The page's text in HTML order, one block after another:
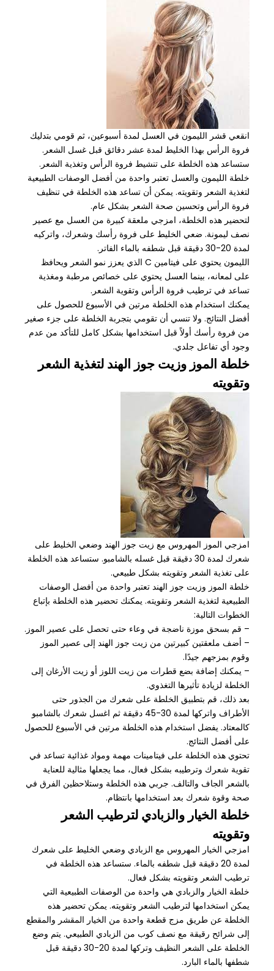
انقعي قشر الليمون في العسل لمدة أسبوعين، ثم قومي بتدليك
فروة الرأس بهذا الخليط لمدة عشر دقائق قبل غسل الشعر.
ستساعد هذه الخلطة على تنشيط فروة الرأس وتغذية الشعر.
خلطة الليمون والعسل تعتبر واحدة من أفضل الوصفات الطبيعية
لتغذية الشعر وتقويته. يمكن أن تساعد هذه الخلطة في تنظيف
فروة الرأس وتحسين صحة الشعر بشكل عام.
لتحضير هذه الخلطة، امزجي ملعقة كبيرة من العسل مع عصير
نصف ليمونة. ضعي الخليط على فروة رأسك وشعرك، واتركيه
لمدة 20-30 دقيقة قبل شطفه بالماء الفاتر.
الليمون يحتوي على فيتامين C الذي يعزز نمو الشعر ويحافظ
على لمعانه، بينما العسل يحتوي على خصائص مرطبة ومغذية
تساعد في ترطيب فروة الرأس وتقوية الشعر.
يمكنك استخدام هذه الخلطة مرتين في الأسبوع للحصول على
أفضل النتائج. ولا تنسي أن تقومي بتجربة الخلطة على جزء صغير
من فروة رأسك أولاً قبل استخدامها بشكل كامل للتأكد من عدم
وجود أي تفاعل جلدي.
خلطة الموز وزيت جوز الهند لتغذية الشعر
وتقويته
امزجي الموز المهروس مع زيت جوز الهند وضعي الخليط على
شعرك لمدة 30 دقيقة قبل غسله بالشامبو. ستساعد هذه الخلطة
على تغذية الشعر وتقويته بشكل طبيعي.
خلطة الموز وزيت جوز الهند تعتبر واحدة من أفضل الوصفات
الطبيعية لتغذية الشعر وتقويته. يمكنك تحضير هذه الخلطة بإتباع
الخطوات التالية:
– قم بسحق موزة ناضجة في وعاء حتى تحصل على عصير الموز.
– أضف ملعقتين كبيرتين من زيت جوز الهند إلى عصير الموز
وقوم بمزجهم جيدًا.
– يمكنك إضافة بضع قطرات من زيت اللوز أو زيت الأرغان إلى
الخلطة لزيادة تأثيرها التغذوي.
بعد ذلك، قم بتطبيق الخلطة على شعرك من الجذور حتى
الأطراف واتركها لمدة 30-45 دقيقة ثم اغسل شعرك بالشامبو
كالمعتاد. يفضل استخدام هذه الخلطة مرتين في الأسبوع للحصول
على أفضل النتائج.
تحتوي هذه الخلطة على فيتامينات مهمة ومواد غذائية تساعد في
تقوية شعرك وترطيبه بشكل فعال، مما يجعلها مثالية للعناية
بالشعر الجاف والتالف. جربي هذه الخلطة وستلاحظين الفرق في
صحة وقوة شعرك بعد استخدامها بانتظام.
خلطة الخيار والزبادي لترطيب الشعر
وتقويته
امزجي الخيار المهروس مع الزبادي وضعي الخليط على شعرك
لمدة 20 دقيقة قبل شطفه بالماء. ستساعد هذه الخلطة في
ترطيب الشعر وتقويته بشكل فعال.
خلطة الخيار والزبادي هي واحدة من الوصفات الطبيعية التي
يمكن استخدامها لترطيب الشعر وتقويته. يمكن تحضير هذه
الخلطة عن طريق مزج قطعة واحدة من الخيار المقشر والمقطع
إلى شرائح رقيقة مع نصف كوب من الزبادي الطبيعي. يتم وضع
الخلطة على الشعر النظيف وتركها لمدة 20-30 دقيقة قبل
شطفها بالماء البارد.